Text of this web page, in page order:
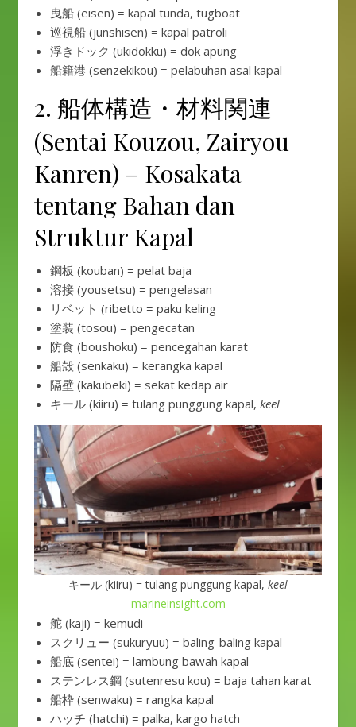
曳船 (eisen) = kapal tunda, tugboat
巡視船 (junshisen) = kapal patroli
浮きドック (ukidokku) = dok apung
船籍港 (senzekikou) = pelabuhan asal kapal
2. 船体構造・材料関連
(Sentai Kouzou, Zairyou
Kanren) – Kosakata
tentang Bahan dan
Struktur Kapal
鋼板 (kouban) = pelat baja
溶接 (yousetsu) = pengelasan
リベット (ribetto = paku keling
塗装 (tosou) = pengecatan
防食 (boushoku) = pencegahan karat
船殻 (senkaku) = kerangka kapal
隔壁 (kakubeki) = sekat kedap air
キール (kiiru) = tulang punggung kapal, keel
キール (kiiru) = tulang punggung kapal, keel
marineinsight.com
舵 (kaji) = kemudi
スクリュー (sukuryuu) = baling-baling kapal
船底 (sentei) = lambung bawah kapal
ステンレス鋼 (sutenresu kou) = baja tahan karat
船枠 (senwaku) = rangka kapal
ハッチ (hatchi) = palka, kargo hatch